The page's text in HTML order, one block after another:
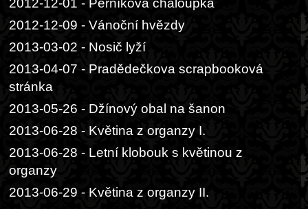
2012-12-01 - Perníková chaloupka
2012-12-09 - Vánoční hvězdy
2013-03-02 - Nosič lyží
2013-04-07 - Pradědečkova scrapbooková
stránka
2013-05-26 - Džínový obal na šanon
2013-06-28 - Květina z organzy I.
2013-06-28 - Letní klobouk s květinou z
organzy
2013-06-29 - Květina z organzy II.